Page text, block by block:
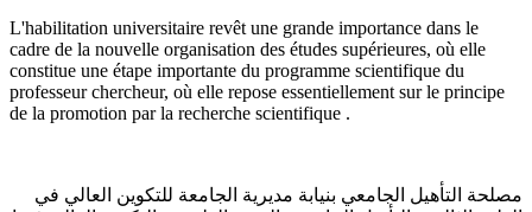
L'habilitation universitaire revêt une grande importance dans le
cadre de la nouvelle organisation des études supérieures, où elle
constitue une étape importante du programme scientifique du
professeur chercheur, où elle repose essentiellement sur le principe
de la promotion par la recherche scientifique .
مصلحة التأهيل الجامعي بنيابة مديرية الجامعة للتكوين العالي في